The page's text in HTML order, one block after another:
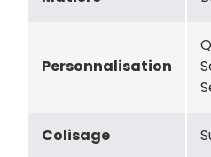
Personnalisation
Colisage